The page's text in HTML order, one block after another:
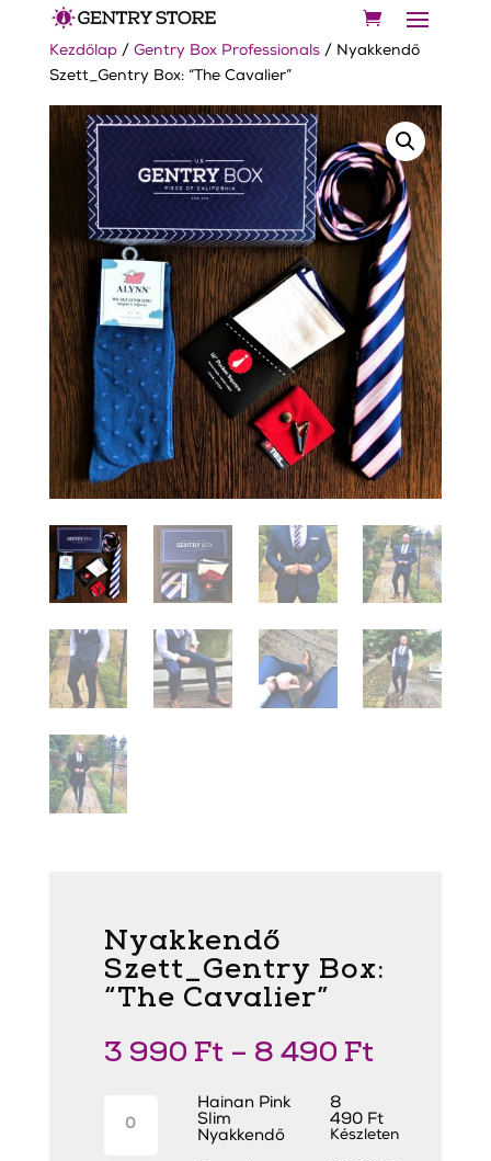
Kezdőlap/ Gentry Box Professionals/ Nyakkendő
Szett_Gentry Box: “The Cavalier”
Nyakkendő
Szett_Gentry Box:
“The Cavalier”
3 990 Ft– 8 490 Ft
Pink
Hainan Pink
Slim
Nyakkendő
8
490 Ft
Készleten